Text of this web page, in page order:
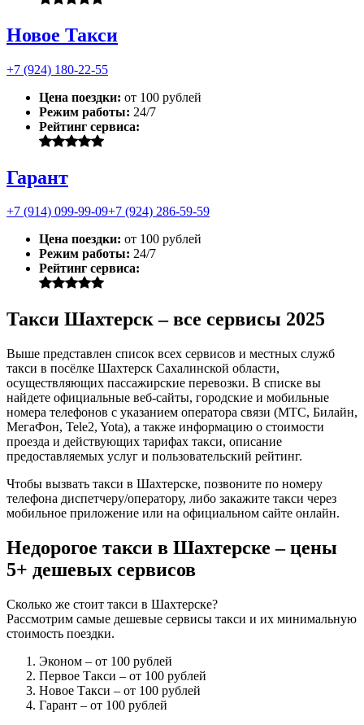
Новое Такси
+7 (924) 180-22-55
Цена поездки: от 100 рублей
Режим работы: 24/7
Рейтинг сервиса:
Гарант
+7 (914) 099-99-09+7 (924) 286-59-59
Цена поездки: от 100 рублей
Режим работы: 24/7
Рейтинг сервиса:
Такси Шахтерск – все сервисы 2025
Выше представлен список всех сервисов и местных служб
такси в посёлке Шахтерск Сахалинской области,
осуществляющих пассажирские перевозки. В списке вы
найдете официальные веб-сайты, городские и мобильные
номера телефонов с указанием оператора связи (МТС, Билайн,
МегаФон, Tele2, Yota), а также информацию о стоимости
проезда и действующих тарифах такси, описание
предоставляемых услуг и пользовательский рейтинг.
Чтобы вызвать такси в Шахтерске, позвоните по номеру
телефона диспетчеру/оператору, либо закажите такси через
мобильное приложение или на официальном сайте онлайн.
Недорогое такси в Шахтерске – цены
5+ дешевых сервисов
Сколько же стоит такси в Шахтерске?
Рассмотрим самые дешевые сервисы такси и их минимальную
стоимость поездки.
Эконом – от 100 рублей
Первое Такси – от 100 рублей
Новое Такси – от 100 рублей
Гарант – от 100 рублей